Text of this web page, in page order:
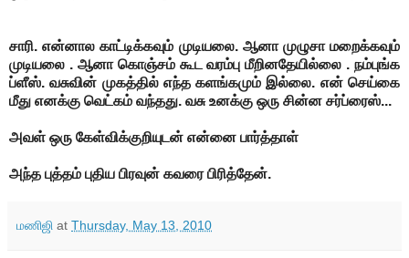
சாரி. என்னால காட்டிக்கவும் முடியலை. ஆனா முழுசா மறைக்கவும்
முடியலை . ஆனா கொஞ்சம் கூட வரம்பு மீறினதேயில்லை . நம்புங்க
ப்ளீஸ்.வசுவின் முகத்தில் எந்த களங்கமும் இல்லை. என் செய்கை
மீது எனக்கு வெட்கம் வந்தது. வசு உனக்கு ஒரு சின்ன சர்ப்ரைஸ்...
அவள் ஒரு கேள்விக்குறியுடன் என்னை பார்த்தாள்
அந்த புத்தம் புதிய பிரவுன் கவரை பிரித்தேன்.
மணிஜி at Thursday, May 13, 2010